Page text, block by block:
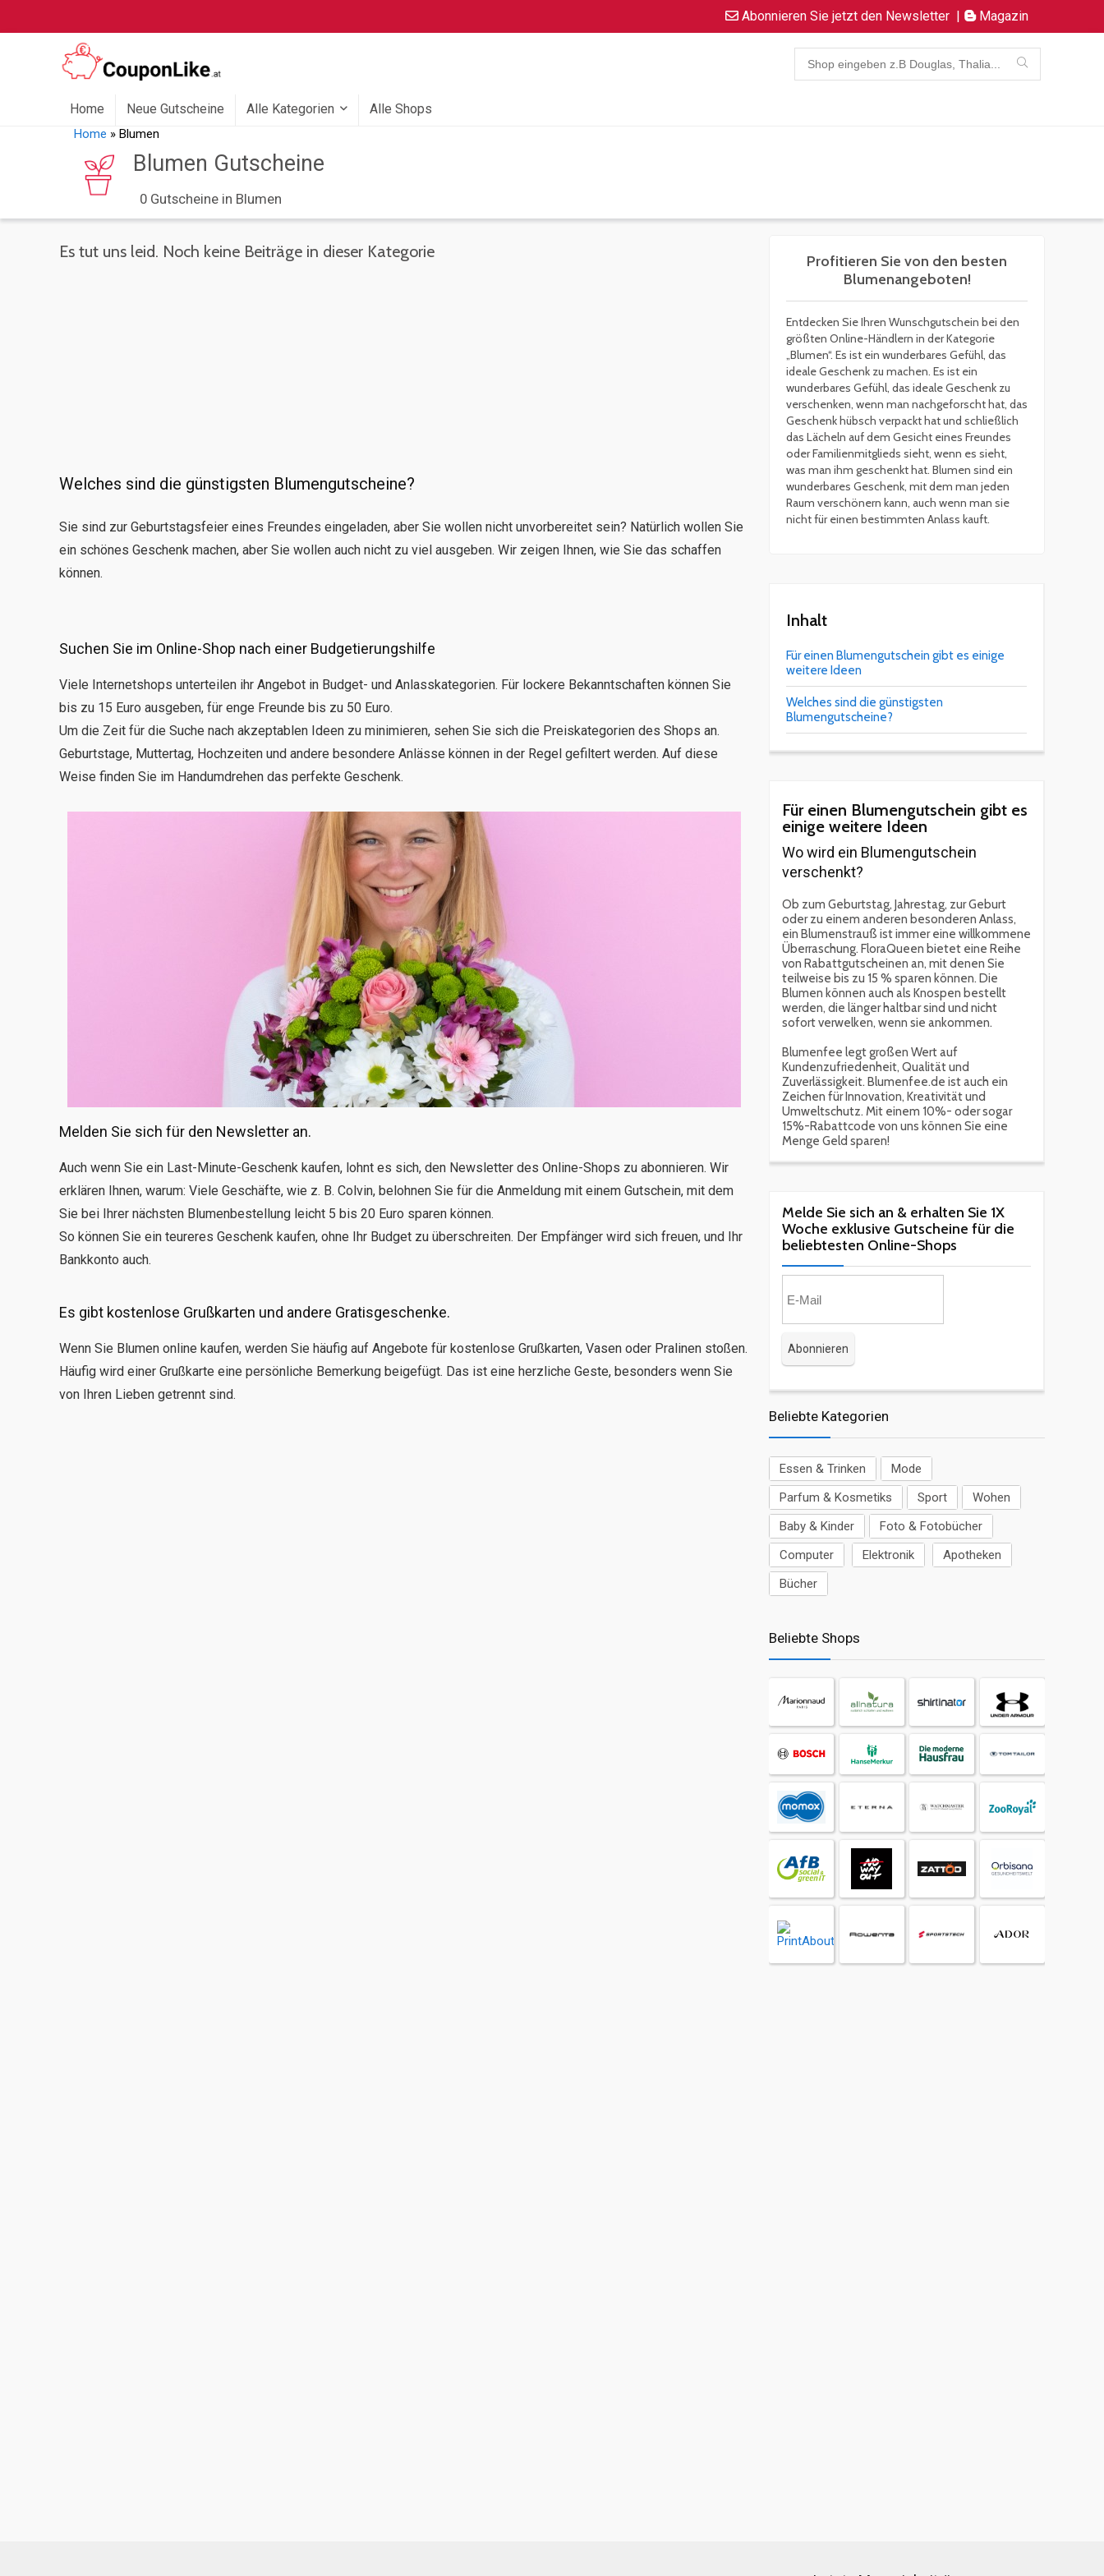
Abonnieren Sie jetzt den Newsletter | Magazin
Home Neue Gutscheine Alle Kategorien Alle Shops
Home » Blumen
Blumen Gutscheine
0 Gutscheine in Blumen
Es tut uns leid. Noch keine Beiträge in dieser Kategorie
Welches sind die günstigsten Blumengutscheine?
Sie sind zur Geburtstagsfeier eines Freundes eingeladen, aber Sie wollen nicht unvorbereitet sein? Natürlich wollen Sie
ein schönes Geschenk machen, aber Sie wollen auch nicht zu viel ausgeben. Wir zeigen Ihnen, wie Sie das schaffen
können.
Suchen Sie im Online-Shop nach einer Budgetierungshilfe
Viele Internetshops unterteilen ihr Angebot in Budget- und Anlasskategorien. Für lockere Bekanntschaften können Sie
bis zu 15 Euro ausgeben, für enge Freunde bis zu 50 Euro.
Um die Zeit für die Suche nach akzeptablen Ideen zu minimieren, sehen Sie sich die Preiskategorien des Shops an.
Geburtstage, Muttertag, Hochzeiten und andere besondere Anlässe können in der Regel gefiltert werden. Auf diese
Weise finden Sie im Handumdrehen das perfekte Geschenk.
Melden Sie sich für den Newsletter an.
Auch wenn Sie ein Last-Minute-Geschenk kaufen, lohnt es sich, den Newsletter des Online-Shops zu abonnieren. Wir
erklären Ihnen, warum: Viele Geschäfte, wie z. B. Colvin, belohnen Sie für die Anmeldung mit einem Gutschein, mit dem
Sie bei Ihrer nächsten Blumenbestellung leicht 5 bis 20 Euro sparen können.
So können Sie ein teureres Geschenk kaufen, ohne Ihr Budget zu überschreiten. Der Empfänger wird sich freuen, und Ihr
Bankkonto auch.
Es gibt kostenlose Grußkarten und andere Gratisgeschenke.
Wenn Sie Blumen online kaufen, werden Sie häufig auf Angebote für kostenlose Grußkarten, Vasen oder Pralinen stoßen.
Häufig wird einer Grußkarte eine persönliche Bemerkung beigefügt. Das ist eine herzliche Geste, besonders wenn Sie
von Ihren Lieben getrennt sind.
Profitieren Sie von den besten
Blumenangeboten!
Entdecken Sie Ihren Wunschgutschein bei den
größten Online-Händlern in der Kategorie
„Blumen“. Es ist ein wunderbares Gefühl, das
ideale Geschenk zu machen. Es ist ein
wunderbares Gefühl, das ideale Geschenk zu
verschenken, wenn man nachgeforscht hat, das
Geschenk hübsch verpackt hat und schließlich
das Lächeln auf dem Gesicht eines Freundes
oder Familienmitglieds sieht, wenn es sieht,
was man ihm geschenkt hat. Blumen sind ein
wunderbares Geschenk, mit dem man jeden
Raum verschönern kann, auch wenn man sie
nicht für einen bestimmten Anlass kauft.
Inhalt
Für einen Blumengutschein gibt es einige
weitere Ideen
Welches sind die günstigsten
Blumengutscheine?
Für einen Blumengutschein gibt es
einige weitere Ideen
Wo wird ein Blumengutschein
verschenkt?
Ob zum Geburtstag, Jahrestag, zur Geburt
oder zu einem anderen besonderen Anlass,
ein Blumenstrauß ist immer eine willkommene
Überraschung. FloraQueen bietet eine Reihe
von Rabattgutscheinen an, mit denen Sie
teilweise bis zu 15 % sparen können. Die
Blumen können auch als Knospen bestellt
werden, die länger haltbar sind und nicht
sofort verwelken, wenn sie ankommen.
Blumenfee legt großen Wert auf
Kundenzufriedenheit, Qualität und
Zuverlässigkeit. Blumenfee.de ist auch ein
Zeichen für Innovation, Kreativität und
Umweltschutz. Mit einem 10%- oder sogar
15%-Rabattcode von uns können Sie eine
Menge Geld sparen!
Melde Sie sich an & erhalten Sie 1X
Woche exklusive Gutscheine für die
beliebtesten Online-Shops​
Beliebte Kategorien
Essen & Trinken
Mode
Parfum & Kosmetiks
Sport
Wohen
Baby & Kinder
Foto & Fotobücher
Computer
Elektronik
Apotheken
Bücher
Beliebte Shops